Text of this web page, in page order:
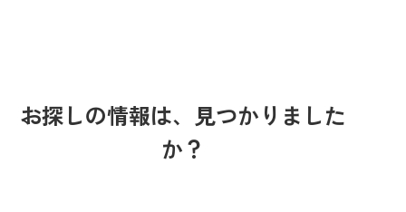
お探しの情報は、見つかりました
か？